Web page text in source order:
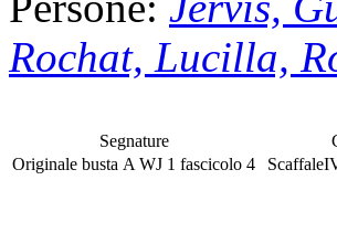
Rochat, Lucilla,
Segnature
Originale busta A WJ 1 fascicolo 4
Scaffale